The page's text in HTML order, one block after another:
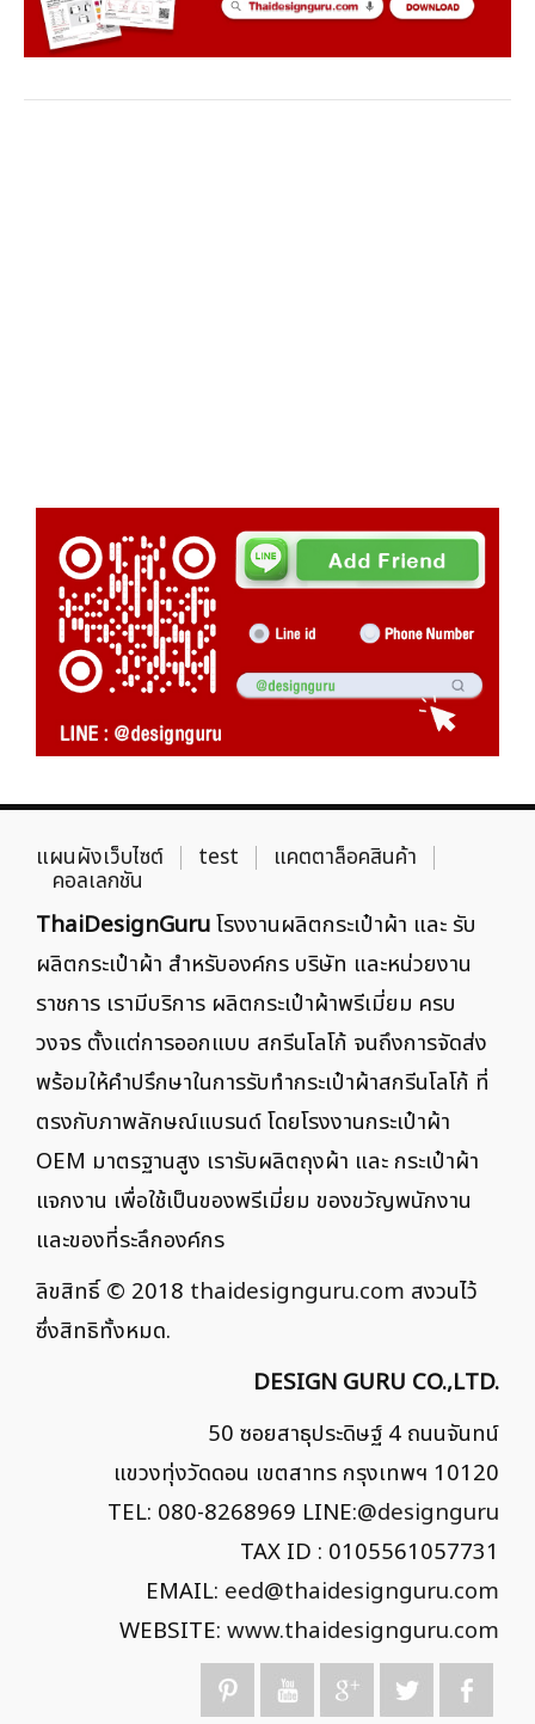
แผนผังเว็บไซต์ test แคตตาล็อคสินค้า
คอลเลกชัน
ThaiDesignGuruโรงงานผลิตกระเป๋าผ้า และ รับ
ผลิตกระเป๋าผ้า สำหรับองค์กร บริษัท และหน่วยงาน
ราชการ เรามีบริการ ผลิตกระเป๋าผ้าพรีเมี่ยม ครบ
วงจร ตั้งแต่การออกแบบ สกรีนโลโก้ จนถึงการจัดส่ง
พร้อมให้คำปรึกษาในการรับทำกระเป๋าผ้าสกรีนโลโก้ ที่
ตรงกับภาพลักษณ์แบรนด์ โดยโรงงานกระเป๋าผ้า
OEM มาตรฐานสูง เรารับผลิตถุงผ้า และ กระเป๋าผ้า
แจกงาน เพื่อใช้เป็นของพรีเมี่ยม ของขวัญพนักงาน
และของที่ระลึกองค์กร
ลิขสิทธิ์ © 2018 thaidesignguru.com สงวนไว้
ซึ่งสิทธิทั้งหมด.
DESIGN GURU CO.,LTD.
50 ซอยสาธุประดิษฐ์ 4 ถนนจันทน์
แขวงทุ่งวัดดอน เขตสาทร กรุงเทพฯ 10120
TEL: 080-8268969 LINE:@designguru
TAX ID : 0105561057731
EMAIL: eed@thaidesignguru.com
WEBSITE: www.thaidesignguru.com